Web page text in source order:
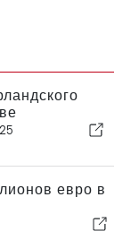
евро в